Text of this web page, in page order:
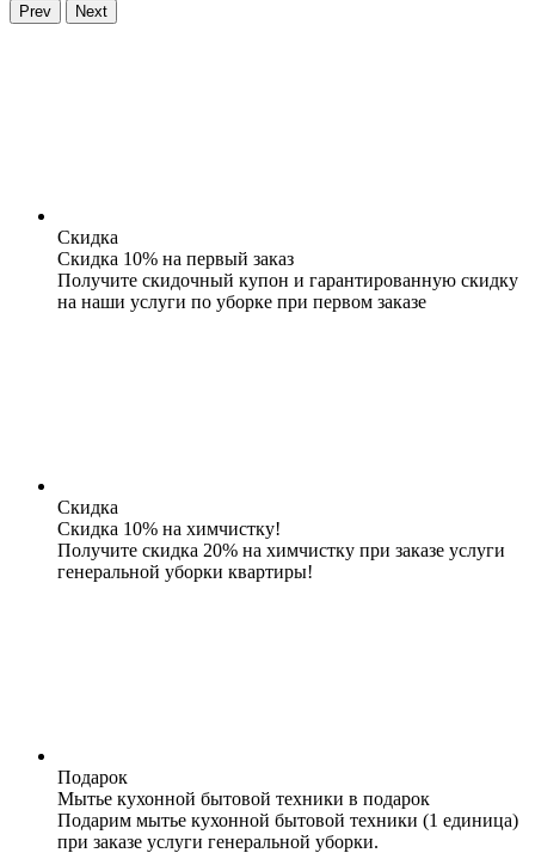
Prev Next
Скидка
Скидка 10% на первый заказ
Получите скидочный купон и гарантированную скидку
на наши услуги по уборке при первом заказе
Скидка
Скидка 10% на химчистку!
Получите скидка 20% на химчистку при заказе услуги
генеральной уборки квартиры!
Подарок
Мытье кухонной бытовой техники в подарок
Подарим мытье кухонной бытовой техники (1 единица)
при заказе услуги генеральной уборки.